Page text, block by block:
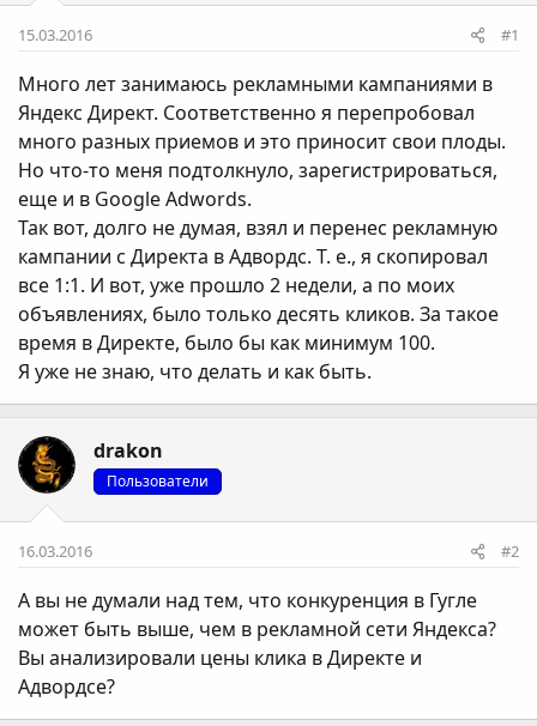
и
р
н
я
15.03.2016 #1
Много лет занимаюсь рекламными кампаниями в
Яндекс Директ. Соответственно я перепробовал
много разных приемов и это приносит свои плоды.
Но что-то меня подтолкнуло, зарегистрироваться,
еще и в Google Adwords.
Так вот, долго не думая, взял и перенес рекламную
кампании с Директа в Адвордс. Т. е., я скопировал
все 1:1. И вот, уже прошло 2 недели, а по моих
объявлениях, было только десять кликов. За такое
время в Директе, было бы как минимум 100.
Я уже не знаю, что делать и как быть.
drakon
Пользователи
16.03.2016 #2
А вы не думали над тем, что конкуренция в Гугле
может быть выше, чем в рекламной сети Яндекса?
Вы анализировали цены клика в Директе и
Адвордсе?